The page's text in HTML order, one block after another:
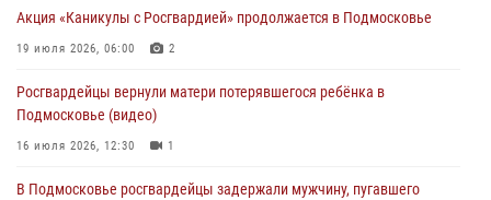
действиях в Подмосковье (видео)
31 июля 2026, 09:30 1
Акция «Каникулы с Росгвардией» продолжается в Подмосковье
19 июля 2026, 06:00 2
Росгвардейцы вернули матери потерявшегося ребёнка в
Подмосковье (видео)
16 июля 2026, 12:30 1
В Подмосковье росгвардейцы задержали мужчину, пугавшего